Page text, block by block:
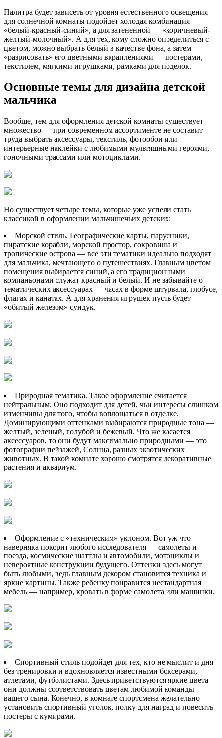
Палитра будет зависеть от уровня естественного освещения —
для солнечной комнаты подойдет холодая комбинация
«белый-красный-синий», а для затененной — «коричневый-
желтый-молочный». А для тех, кому сложно определиться с
цветом, можно выбрать белый в качестве фона, а затем
«разрисовать» его цветными вкраплениями — постерами,
текстилем, мягкими игрушками, рамками для поделок.
Основные темы для дизайна детской
мальчика
Вообще, тем для оформления детской комнаты существует
множество — при современном ассортименте не составит
труда выбрать аксессуары, текстиль, фотообои или
интерьерные наклейки с любимыми мультяшными героями,
гоночными трассами или мотоциклами.
Но существует четыре темы, которые уже успели стать
классикой в оформлении мальчишечьих детских:
Морской стиль. Географические карты, парусники,
пиратские корабли, морской простор, сокровища и
тропические острова — все эти тематики идеально подходят
для мальчика, мечтающего о путешествиях. Главным цветом
помещения выбирается синий, а его традиционными
компаньонами служат красный и белый. И не забывайте о
тематических аксессуарах — часах в форме штурвала, глобусе,
флагах и канатах. А для хранения игрушек пусть будет
«обитый железом» сундук.
Природная тематика. Такое оформление считается
нейтральным. Оно подходит для детей, чьи интересы слишком
изменчивы для того, чтобы воплощаться в отделке.
Доминирующими оттенками выбираются природные тона —
желтый, зеленый, голубой и бежевый. Что же касается
аксессуаров, то они будут максимально природными — это
фотографии пейзажей, Солнца, разных экзотических
животных. В такой комнате хорошо смотрятся декоративные
растения и аквариум.
Оформление с «техническим» уклоном. Вот уж что
наверняка покорит любого исследователя — самолеты и
поезда, космические шаттлы и автомобили, мотоциклы и
невероятные конструкции будущего. Оттенки здесь могут
быть любыми, ведь главным декором становится техника и
яркие картины. Также ребенку понравится нестандартная
мебель — например, кровать в форме самолета или машинки.
Спортивный стиль подойдет для тех, кто не мыслит и дня
без тренировки и вдохновляется известными боксерами,
атлетами, футболистами. Здесь приветствуются яркие цвета —
они должны соответствовать цветам любимой команды
вашего сына. Конечно, в комнате спортсмена желательно
установить спортивный уголок, полку для наград и повесить
постеры с кумирами.